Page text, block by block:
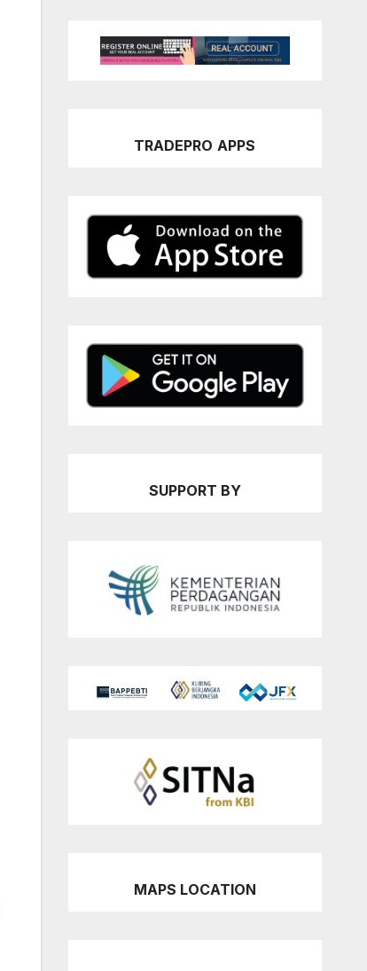
TRADEPRO APPS
SUPPORT BY
MAPS LOCATION